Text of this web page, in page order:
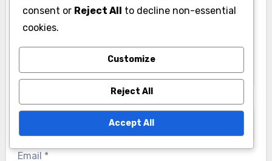
Name
Email *
consent or Reject All to decline non-essential
cookies.
Customize
Reject All
Accept All